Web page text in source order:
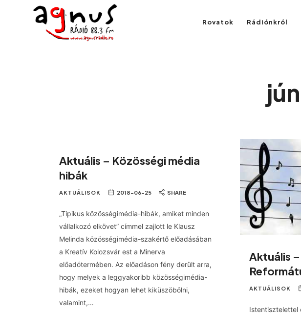
Agnus Rádió Rovatok Rádiónkról
Aktuális – Közösségi média
hibák
AKTUÁLISOK 2018-06-25 SHARE
„Tipikus közösségimédia-hibák, amiket minden
vállalkozó elkövet” címmel zajlott le Klausz
Melinda közösségimédia-szakértő előadásában
a Kreatív Kolozsvár est a Minerva
előadótermében. Az előadáson fény derült arra,
hogy melyek a leggyakoribb közösségimédia-
hibák, ezeket hogyan lehet kiküszöbölni,
valamint,…
Aktuális –
AKTUÁLISOK
Istentisztelettel